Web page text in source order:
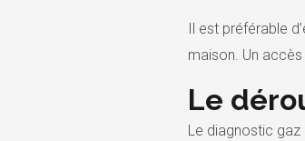
Il est préférable
maison. Un
Le
Le diagnostic gaz